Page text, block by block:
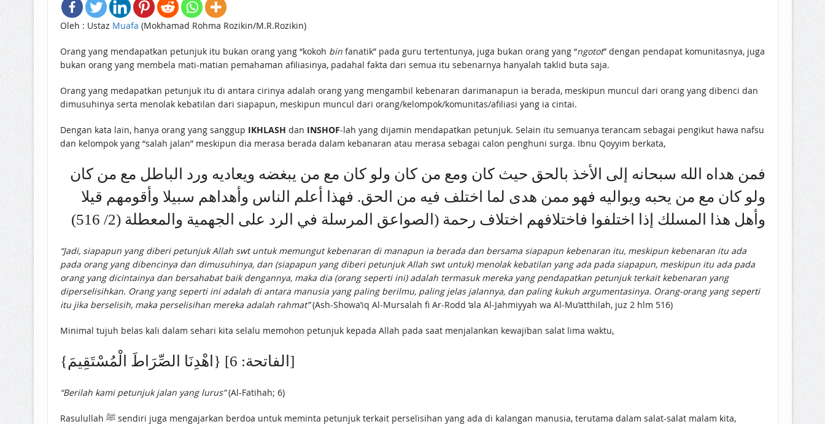
Oleh : Ustaz Muafa (Mokhamad Rohma Rozikin/M.R.Rozikin)
Orang yang mendapatkan petunjuk itu bukan orang yang “kokoh binfanatik” pada guru tertentunya, juga bukan orang yang “ngotot” dengan pendapat komunitasnya, juga
bukan orang yang membela mati-matian pemahaman afiliasinya, padahal fakta dari semua itu sebenarnya hanyalah taklid buta saja.
Orang yang medapatkan petunjuk itu di antara cirinya adalah orang yang mengambil kebenaran darimanapun ia berada, meskipun muncul dari orang yang dibenci dan
dimusuhinya serta menolak kebatilan dari siapapun, meskipun muncul dari orang/kelompok/komunitas/afiliasi yang ia cintai.
Dengan kata lain, hanya orang yang sanggup IKHLASH dan INSHOF-lah yang dijamin mendapatkan petunjuk. Selain itu semuanya terancam sebagai pengikut hawa nafsu
dan kelompok yang “salah jalan” meskipun dia merasa berada dalam kebanaran atau merasa sebagai calon penghuni surga. Ibnu Qoyyim berkata,
فمن هداه الله سبحانه إلى الأخذ بالحق حيث كان ومع من كان ولو كان مع من يبغضه ويعاديه ورد الباطل مع من كان
ولو كان مع من يحبه ويواليه فهو ممن هدى لما اختلف فيه من الحق. فهذا أعلم الناس وأهداهم سبيلا وأقومهم قيلا
وأهل هذا المسلك إذا اختلفوا فاختلافهم اختلاف رحمة (الصواعق المرسلة في الرد على الجهمية والمعطلة (2/ 516)
“Jadi, siapapun yang diberi petunjuk Allah swt untuk memungut kebenaran di manapun ia berada dan bersama siapapun kebenaran itu, meskipun kebenaran itu ada
pada orang yang dibencinya dan dimusuhinya, dan (siapapun yang diberi petunjuk Allah swt untuk) menolak kebatilan yang ada pada siapapun, meskipun itu ada pada
orang yang dicintainya dan bersahabat baik dengannya, maka dia (orang seperti ini) adalah termasuk mereka yang pendapatkan petunjuk terkait kebenaran yang
diperselisihkan. Orang yang seperti ini adalah di antara manusia yang paling berilmu, paling jelas jalannya, dan paling kukuh argumentasinya. Orang-orang yang seperti
itu jika berselisih, maka perselisihan mereka adalah rahmat”(Ash-Showa’iq Al-Mursalah fi Ar-Rodd ‘ala Al-Jahmiyyah wa Al-Mu’atthilah, juz 2 hlm 516)
Minimal tujuh belas kali dalam sehari kita selalu memohon petunjuk kepada Allah pada saat menjalankan kewajiban salat lima waktu,
{اهْدِنَا الصِّرَاطَ الْمُسْتَقِيمَ} [الفاتحة: 6]
“Berilah kami petunjuk jalan yang lurus”(Al-Fatihah; 6)
Rasulullah ﷺ sendiri juga mengajarkan berdoa untuk meminta petunjuk terkait perselisihan yang ada di kalangan manusia, terutama dalam salat-salat malam kita,